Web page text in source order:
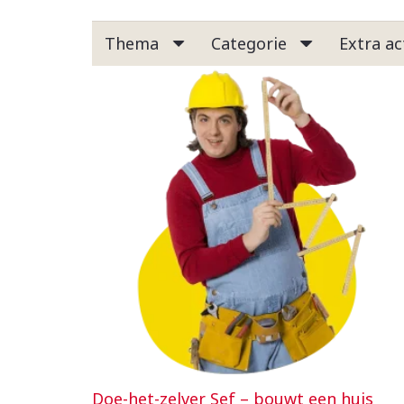
Thema Categorie Extra
Doe-het-zelver Sef – bouwt een huis